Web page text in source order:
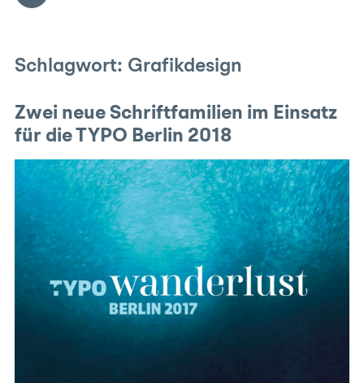
Schlagwort: Grafikdesign
Zwei neue Schriftfamilien im Einsatz
für die TYPO Berlin 2018